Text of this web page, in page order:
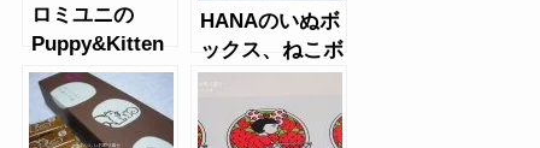
ロミユニの
Puppy&Kitten
（パピー＆キト
ゥン）缶
HANAのいぬボ
ックス、ねこボ
ックスクッキー